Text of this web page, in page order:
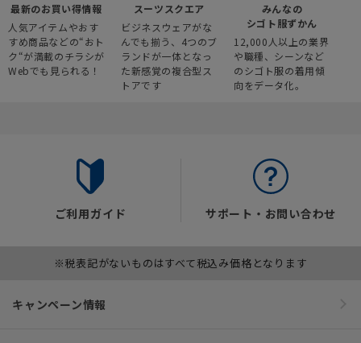
最新のお買い得情報
人気アイテムやおす
すめ商品などの“おト
ク“が満載のチラシが
Webでも見られる！
スーツスクエア
ビジネスウェアがな
んでも揃う、4つのブ
ランドが一体となっ
た新感覚の複合型ス
トアです
みんなの
シゴト服ずかん
12,000人以上の業界
や職種、シーンなど
のシゴト服の着用傾
向をデータ化。
ご利用ガイド サポート・お問い合わせ
※税表記がないものはすべて税込み価格となります
キャンペーン情報